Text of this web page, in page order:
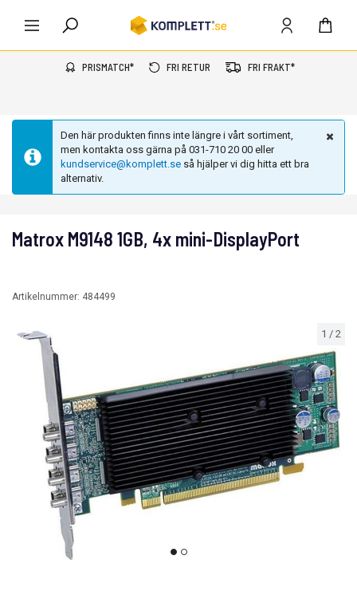
PRISMATCH* FRI RETUR FRI FRAKT*
Den här produkten finns inte längre i vårt sortiment,
men kontakta oss gärna på 031-710 20 00 eller
kundservice@komplett.se så hjälper vi dig hitta ett bra
alternativ.
1 / 2
Matrox M9148 1GB, 4x mini-DisplayPort
Artikelnummer: 484499